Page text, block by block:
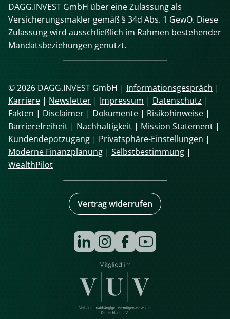
DAGG.INVEST GmbH über eine Zulassung als
Versicherungsmakler gemäß § 34d Abs. 1 GewO. Diese
Zulassung wird ausschließlich im Rahmen bestehender
Mandatsbeziehungen genutzt.
© 2026 DAGG.INVEST GmbH | Informationsgespräch |
Karriere | Newsletter | Impressum | Datenschutz |
Fakten | Disclaimer | Dokumente | Risikohinweise |
Barrierefreiheit | Nachhaltigkeit | Mission Statement |
Kundendepotzugang | Privatsphäre-Einstellungen |
Moderne Finanzplanung | Selbstbestimmung |
WealthPilot
Vertrag widerrufen
Navigation
überspringen